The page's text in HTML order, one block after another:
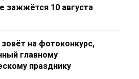
зажжётся 10 августа
на фотоконкурс,
главному
празднику